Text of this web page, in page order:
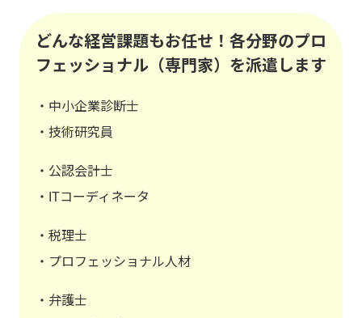
どんな経営課題もお任せ！各分野のプロ
フェッショナル（専門家）を派遣します
・中小企業診断士
・技術研究員
・公認会計士
・ITコーディネータ
・税理士
・プロフェッショナル人材
・弁護士